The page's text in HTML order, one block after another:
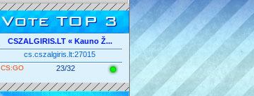
Vote TOP 3
CSZALGIRIS.LT « Kauno Ž...
cs.cszalgiris.lt:27015
CS:GO 23/32